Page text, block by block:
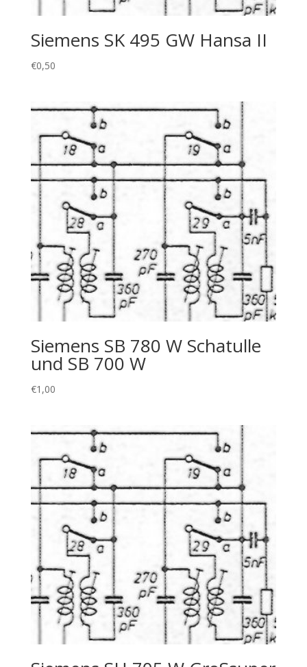
Siemens SK 495 GW Hansa II
€0,50
Siemens SB 780 W Schatulle
und SB 700 W
€1,00